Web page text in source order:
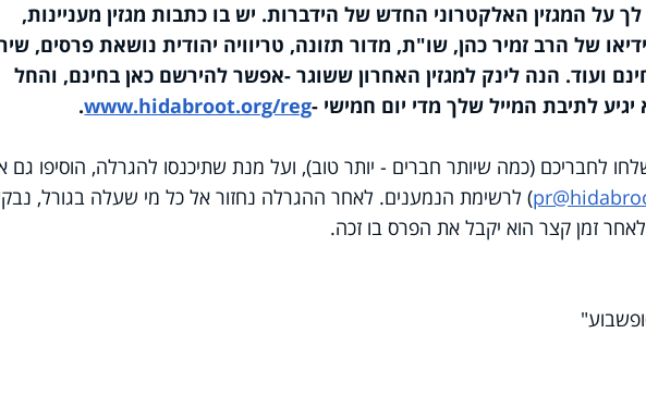
על המגזין האלקטרוני החדש של הידברות. יש בו כתבות מגזין מעניינות,
של הרב זמיר כהן, שו"ת, מדור תזונה, טריוויה יהודית נושאת פרסים,
ועוד. הנה לינק למגזין האחרון ששוגר -אפשר להירשם כאן בחינם, והחל
לתיבת המייל שלך מדי יום חמישי -www.hidabroot.org/reg
.
לחבריכם (כמה שיותר חברים - יותר טוב), ועל מנת שתיכנסו להגרלה, הוסיפו גם
) לרשימת הנמענים. לאחר ההגרלה נחזור אל כל מי שעלה בגורל,
זמן קצר הוא יקבל את הפרס בו זכה.